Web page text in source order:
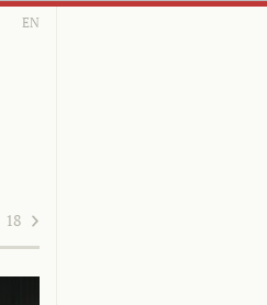
EN
18